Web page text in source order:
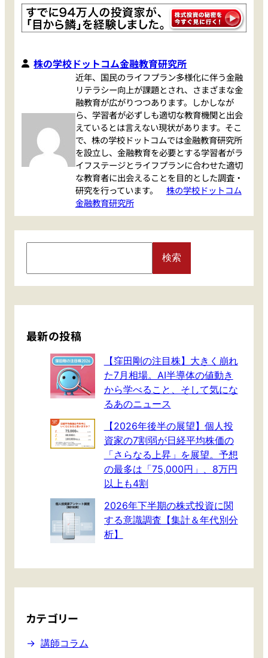
株の学校ドットコム金融教育研究所
近年、国民のライフプラン多様化に伴う金融
リテラシー向上が課題とされ、さまざまな金
融教育が広がりつつあります。しかしなが
ら、学習者が必ずしも適切な教育機関と出会
えているとは言えない現状があります。そこ
で、株の学校ドットコムでは金融教育研究所
を設立し、金融教育を必要とする学習者がラ
イフステージとライフプランに合わせた適切
な教育者に出会えることを目的とした調査・
研究を行っています。 株の学校ドットコム
金融教育研究所
a
c
検索
最新の投稿
【窪田剛の注目株】大きく崩れ
た7月相場。AI半導体の値動き
から学べること、そして気にな
るあのニュース
【2026年後半の展望】個人投
資家の7割弱が日経平均株価の
「さらなる上昇」を展望。予想
の最多は「75,000円」、8万円
以上も4割
2026年下半期の株式投資に関
する意識調査【集計＆年代別分
析】
カテゴリー
講師コラム